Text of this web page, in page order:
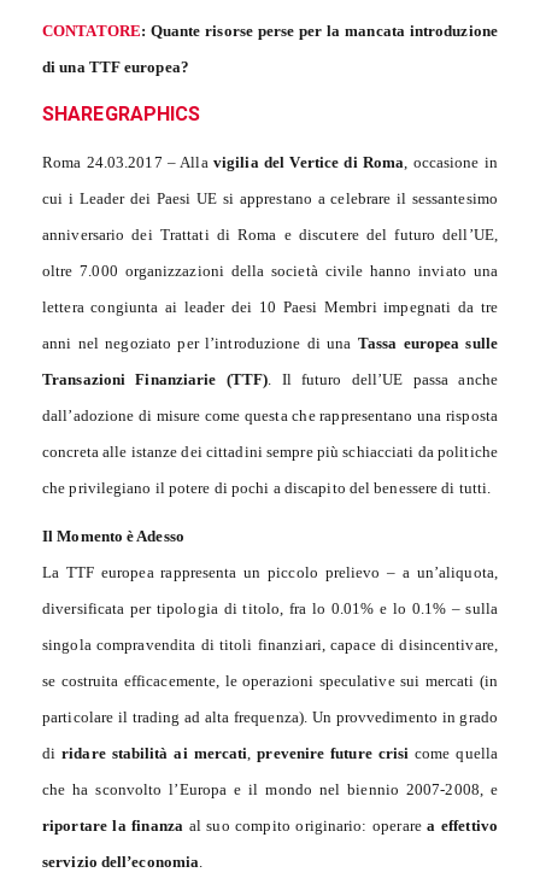
CONTATORE: Quante risorse perse per la mancata introduzione
di una TTF europea?
SHAREGRAPHICS
Roma 24.03.2017 – Alla vigilia del Vertice di Roma , occasione in
cui i Leader dei Paesi UE si apprestano a celebrare il sessantesimo
anniversario dei Trattati di Roma e discutere del futuro dell’UE,
oltre 7.000 organizzazioni della società civile hanno inviato una
lettera congiunta ai leader dei 10 Paesi Membri impegnati da tre
anni nel negoziato per l’introduzione di una Tassa europea sulle
Transazioni Finanziarie (TTF) . Il futuro dell’UE passa anche
dall’adozione di misure come questa che rappresentano una risposta
concreta alle istanze dei cittadini sempre più schiacciati da politiche
che privilegiano il potere di pochi a discapito del benessere di tutti.
Il Momento è Adesso
La TTF europea rappresenta un piccolo prelievo – a un’aliquota,
diversificata per tipologia di titolo, fra lo 0.01% e lo 0.1% – sulla
singola compravendita di titoli finanziari, capace di disincentivare,
se costruita efficacemente, le operazioni speculative sui mercati (in
particolare il trading ad alta frequenza). Un provvedimento in grado
diridare stabilità ai mercati ,prevenire future crisi come quella
che ha sconvolto l’Europa e il mondo nel biennio 2007-2008, e
riportare la finanza al suo compito originario: operarea effettivo
servizio dell’economia